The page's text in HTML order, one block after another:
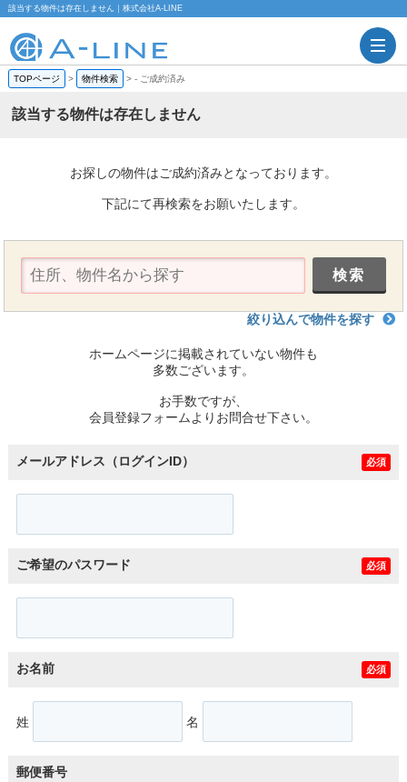
該当する物件は存在しません｜株式会社A-LINE
TOPページ > 物件検索 >- ご成約済み
該当する物件は存在しません
お探しの物件はご成約済みとなっております。
下記にて再検索をお願いたします。
絞り込んで物件を探す
ホームページに掲載されていない物件も
多数ございます。
お手数ですが、
会員登録フォームよりお問合せ下さい。
メールアドレス（ログインID） 必須
ご希望のパスワード 必須
お名前 必須
姓 名
郵便番号